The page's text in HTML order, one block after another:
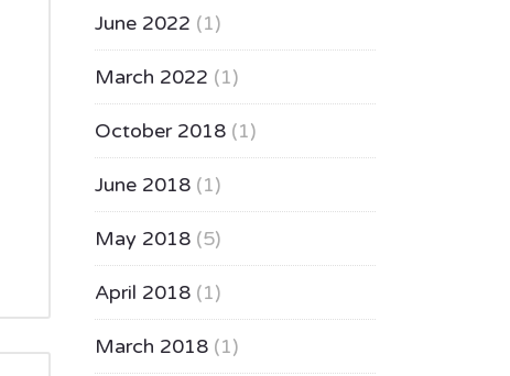
June 2022 (1)
March 2022 (1)
October 2018 (1)
June 2018 (1)
May 2018 (5)
April 2018 (1)
March 2018 (1)